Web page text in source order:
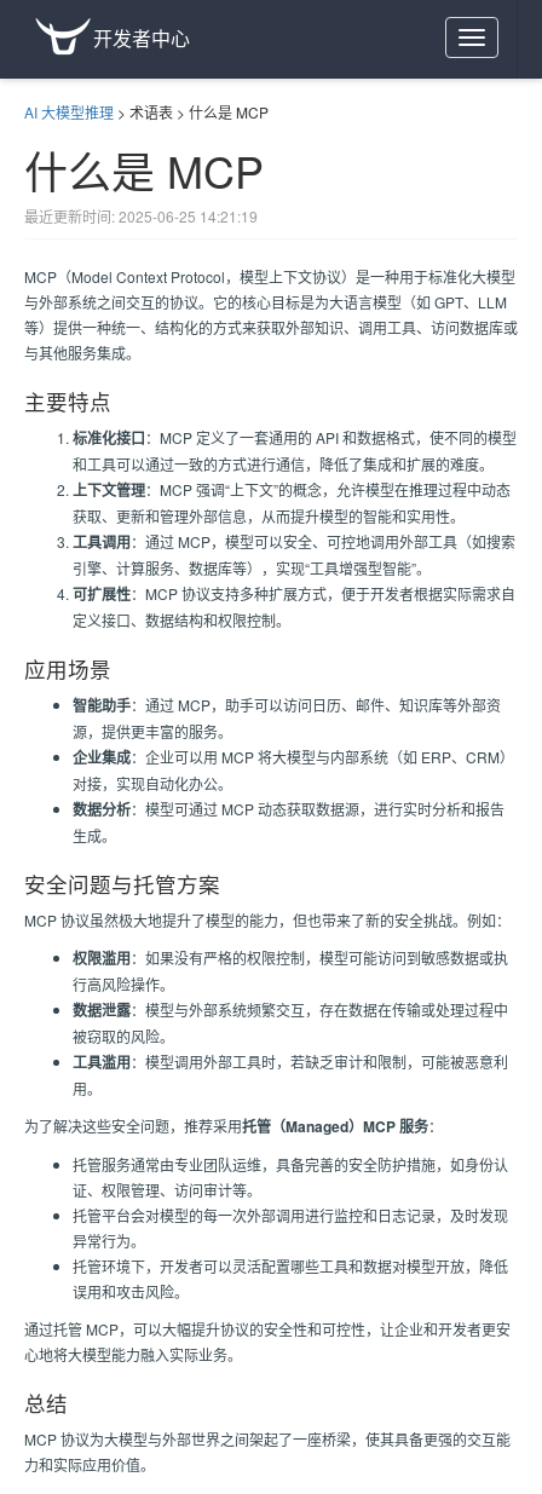
Toggle
navigation
开发者中心
AI 大模型推理 > 术语表 > 什么是 MCP
什么是 MCP
最近更新时间: 2025-06-25 14:21:19
MCP（Model Context Protocol，模型上下文协议）是一种用于标准化大模型
与外部系统之间交互的协议。它的核心目标是为大语言模型（如 GPT、LLM
等）提供一种统一、结构化的方式来获取外部知识、调用工具、访问数据库或
与其他服务集成。
主要特点
标准化接口：MCP 定义了一套通用的 API 和数据格式，使不同的模型
和工具可以通过一致的方式进行通信，降低了集成和扩展的难度。
上下文管理：MCP 强调“上下文”的概念，允许模型在推理过程中动态
获取、更新和管理外部信息，从而提升模型的智能和实用性。
工具调用：通过 MCP，模型可以安全、可控地调用外部工具（如搜索
引擎、计算服务、数据库等），实现“工具增强型智能”。
可扩展性：MCP 协议支持多种扩展方式，便于开发者根据实际需求自
定义接口、数据结构和权限控制。
应用场景
智能助手：通过 MCP，助手可以访问日历、邮件、知识库等外部资
源，提供更丰富的服务。
企业集成：企业可以用 MCP 将大模型与内部系统（如 ERP、CRM）
对接，实现自动化办公。
数据分析：模型可通过 MCP 动态获取数据源，进行实时分析和报告
生成。
安全问题与托管方案
MCP 协议虽然极大地提升了模型的能力，但也带来了新的安全挑战。例如：
权限滥用：如果没有严格的权限控制，模型可能访问到敏感数据或执
行高风险操作。
数据泄露：模型与外部系统频繁交互，存在数据在传输或处理过程中
被窃取的风险。
工具滥用：模型调用外部工具时，若缺乏审计和限制，可能被恶意利
用。
为了解决这些安全问题，推荐采用托管（Managed）MCP 服务：
托管服务通常由专业团队运维，具备完善的安全防护措施，如身份认
证、权限管理、访问审计等。
托管平台会对模型的每一次外部调用进行监控和日志记录，及时发现
异常行为。
托管环境下，开发者可以灵活配置哪些工具和数据对模型开放，降低
误用和攻击风险。
通过托管 MCP，可以大幅提升协议的安全性和可控性，让企业和开发者更安
心地将大模型能力融入实际业务。
总结
MCP 协议为大模型与外部世界之间架起了一座桥梁，使其具备更强的交互能
力和实际应用价值。